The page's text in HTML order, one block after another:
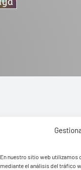
En nuestro sitio web
mediante el análisis del tráfico